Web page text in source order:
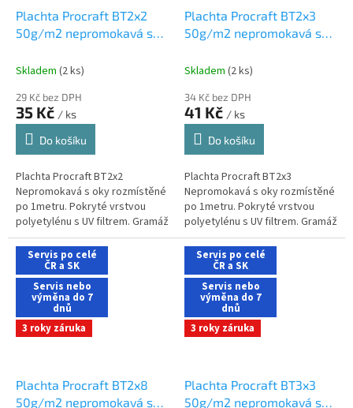
Plachta Procraft BT2x2
50g/m2 nepromokavá s
Skladem (2 ks)
29 Kč bez DPH
35 Kč / ks
Do košíku
Plachta Procraft BT2x2
Nepromokavá s oky rozmístěné
po 1metru. Pokryté vrstvou
polyetylénu s UV filtrem. Gramáž
(+-5%) (g/m2 ) 50 Barva: modrá
Rozměry (m) 2x2 Hmotnost (kg)
Plachta Procraft BT2x3
50g/m2 nepromokavá s
Skladem (2 ks)
34 Kč bez DPH
41 Kč / ks
Do košíku
Plachta Procraft BT2x3
Nepromokavá s oky rozmístěné
po 1metru. Pokryté vrstvou
polyetylénu s UV filtrem. Gramáž
(+-5%) (g/m2 ) 50 Barva: modrá
Rozměry (m) 2x3 Hmotnost (kg)
Servis po celé
ČR a SK
Servis nebo
výměna do 7
dnů
3 roky záruka
Plachta Procraft BT2x8
50g/m2 nepromokavá s
Servis po celé
ČR a SK
Servis nebo
výměna do 7
dnů
3 roky záruka
Plachta Procraft BT3x3
50g/m2 nepromokavá s